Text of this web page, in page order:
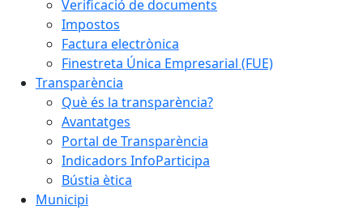
Verificació de documents
Impostos
Factura electrònica
Finestreta Única Empresarial (FUE)
Transparència
Què és la transparència?
Avantatges
Portal de Transparència
Indicadors InfoParticipa
Bústia ètica
Municipi